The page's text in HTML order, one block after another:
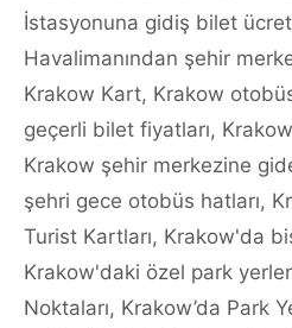
İstasyonuna gidiş bilet
Havalimanından şehir
Krakow Kart, Krakow
geçerli bilet fiyatları,
Krakow şehir merkezine
şehri gece otobüs hatları,
Turist Kartları, Krakow'da
Krakow'daki özel park
Noktaları, Krakow’da Park